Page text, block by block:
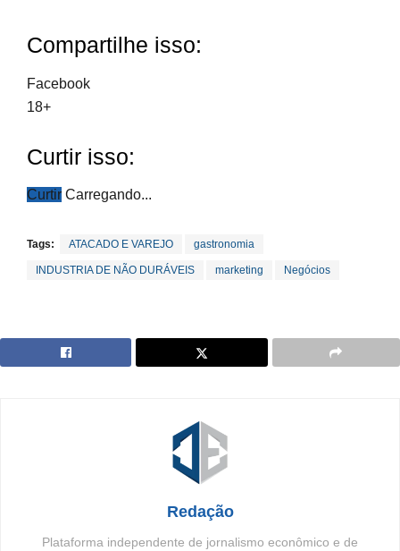
Compartilhe isso:
Facebook
18+
Curtir isso:
Curtir Carregando...
Tags: ATACADO E VAREJO gastronomia
INDUSTRIA DE NÃO DURÁVEIS marketing Negócios
Redação
Plataforma independente de jornalismo econômico e de